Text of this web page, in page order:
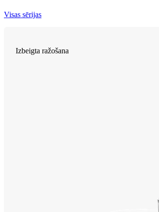
Visas sērijas
Izbeigta ražošana